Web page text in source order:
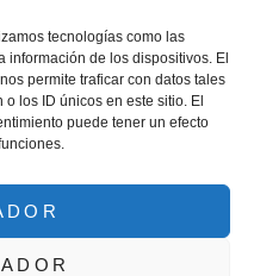
tecnologías como las
información de los dispositivos. El
permite traficar con datos tales
los ID únicos en este sitio. El
puede tener un efecto